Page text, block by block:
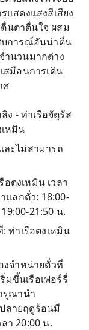
แสดงแสงสีเสียง
นตาตื่นใจ ผสม
บการณ์อันน่าตื่น
ำนวนมากต่าง
สมือนการเดิน
ศ
ง - ท่าเรือจัตุรัส
หมิน
ละไม่สามารถ
ตงเหมิน เวลา
แลกตั๋ว: 18:00-
21:50 น.
ท่าเรือตงเหมิน
จำหน่ายตั๋วที่
มขึ้นเรือเฟอร์รี่
รุณานำ
ลายฤดูร้อนมี
า 20:00 น.